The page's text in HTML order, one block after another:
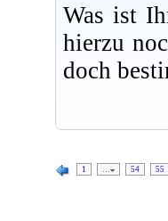
Was ist
hierzu
doch
1 … 54 55